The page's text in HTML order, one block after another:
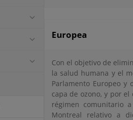
Europea
Con el objetivo de
la salud humana y el
Parlamento Europeo y
capa de ozono, y por el
régimen comunitario
Montreal relativo a